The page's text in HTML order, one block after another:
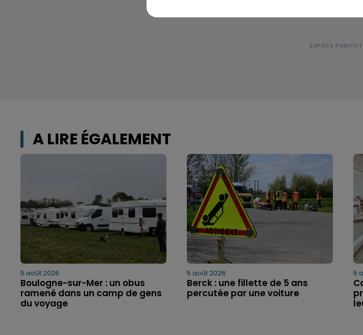
A LIRE ÉGALEMENT
5 août 2026
Boulogne-sur-Mer : un obus
ramené dans un camp de gens
du voyage
5 août 2026
Berck : une fillette de 5 ans
percutée par une voiture
5